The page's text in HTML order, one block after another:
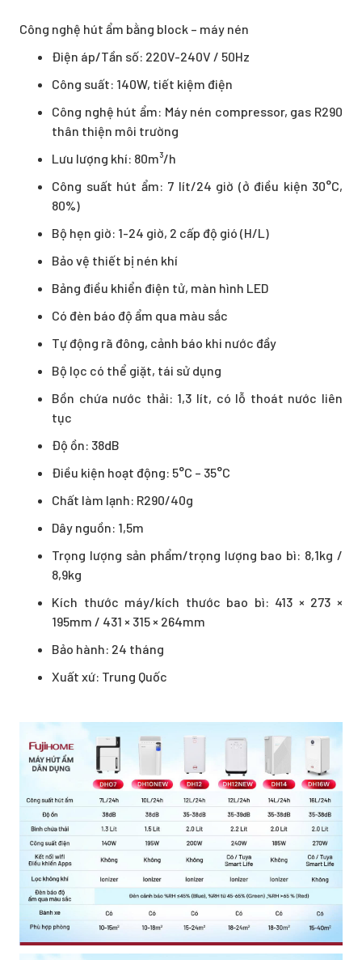
Công nghệ hút ẩm bằng block – máy nén
Điện áp/Tần số: 220V-240V / 50Hz
Công suất: 140W, tiết kiệm điện
Công nghệ hút ẩm: Máy nén compressor, gas R290
thân thiện môi trường
Lưu lượng khí: 80m³/h
Công suất hút ẩm: 7 lít/24 giờ (ở điều kiện 30°C,
80%)
Bộ hẹn giờ: 1-24 giờ, 2 cấp độ gió (H/L)
Bảo vệ thiết bị nén khí
Bảng điều khiển điện tử, màn hình LED
Có đèn báo độ ẩm qua màu sắc
Tự động rã đông, cảnh báo khi nước đầy
Bộ lọc có thể giặt, tái sử dụng
Bồn chứa nước thải: 1,3 lít, có lỗ thoát nước liên
tục
Độ ồn: 38dB
Điều kiện hoạt động: 5°C – 35°C
Chất làm lạnh: R290/40g
Dây nguồn: 1,5m
Trọng lượng sản phẩm/trọng lượng bao bì: 8,1kg /
8,9kg
Kích thước máy/kích thước bao bì: 413 × 273 ×
195mm / 431 × 315 × 264mm
Bảo hành: 24 tháng
Xuất xứ: Trung Quốc